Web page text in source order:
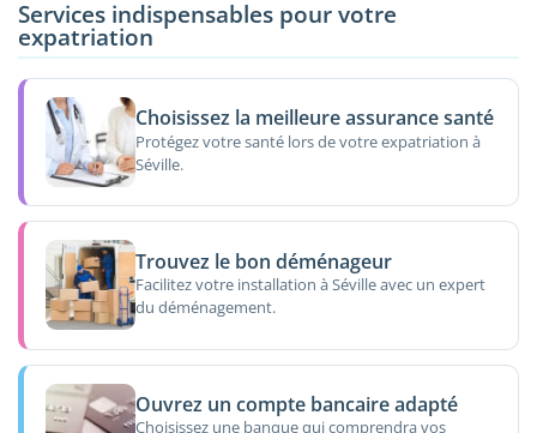
Services indispensables pour votre
expatriation
Choisissez la meilleure assurance santé
Protégez votre santé lors de votre expatriation à
Séville.
Trouvez le bon déménageur
Facilitez votre installation à Séville avec un expert
du déménagement.
Ouvrez un compte bancaire adapté
Choisissez une banque qui comprendra vos